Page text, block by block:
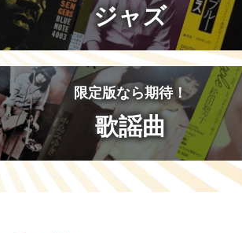
ジャズ
限定版なら期待！
歌謡曲